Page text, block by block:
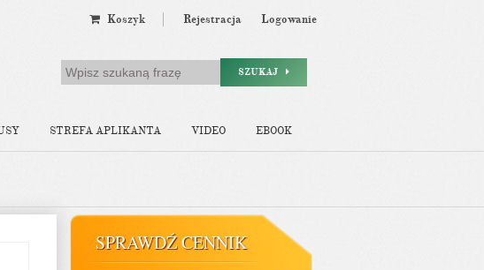
Koszyk Rejestracja Logowanie
SZUKAJ
STREFA APLIKANTA VIDEO EBOOK
SPRAWDŹ CENNIK